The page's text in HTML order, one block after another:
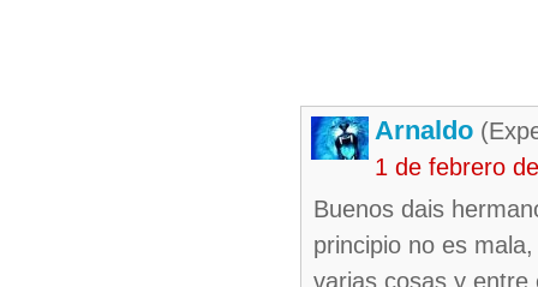
Arnaldo
1 de febrero
Buenos dais
principio no es
varias cosas y entre